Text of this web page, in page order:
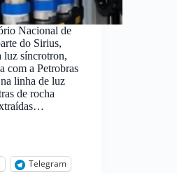
Nacional de
do Sirius,
luz síncrotron,
com a Petrobras
linha de luz
de rocha
Telegram